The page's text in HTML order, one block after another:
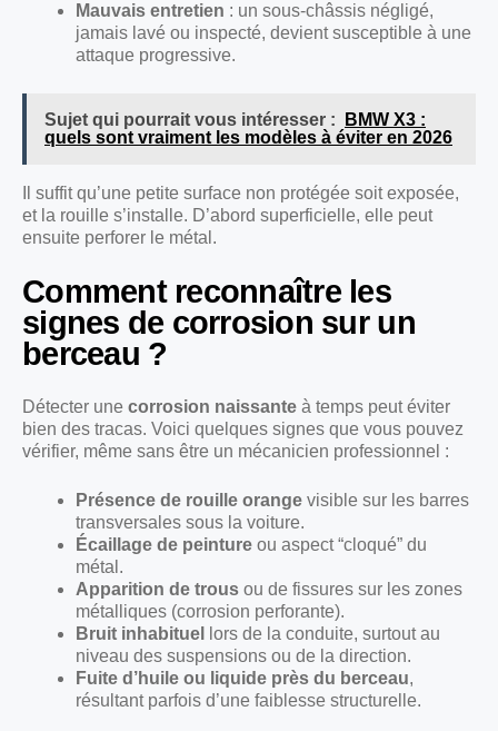
Mauvais entretien : un sous-châssis négligé,
jamais lavé ou inspecté, devient susceptible à une
attaque progressive.
Sujet qui pourrait vous intéresser :
BMW X3 :
quels sont vraiment les modèles à éviter en 2026
Il suffit qu’une petite surface non protégée soit exposée,
et la rouille s’installe. D’abord superficielle, elle peut
ensuite perforer le métal.
Comment reconnaître les
signes de corrosion sur un
berceau ?
Détecter une corrosion naissante à temps peut éviter
bien des tracas. Voici quelques signes que vous pouvez
vérifier, même sans être un mécanicien professionnel :
Présence de rouille orange visible sur les barres
transversales sous la voiture.
Écaillage de peinture ou aspect “cloqué” du
métal.
Apparition de trous ou de fissures sur les zones
métalliques (corrosion perforante).
Bruit inhabituel
lors de la conduite, surtout au
niveau des suspensions ou de la direction.
Fuite d’huile ou liquide près du berceau,
résultant parfois d’une faiblesse structurelle.